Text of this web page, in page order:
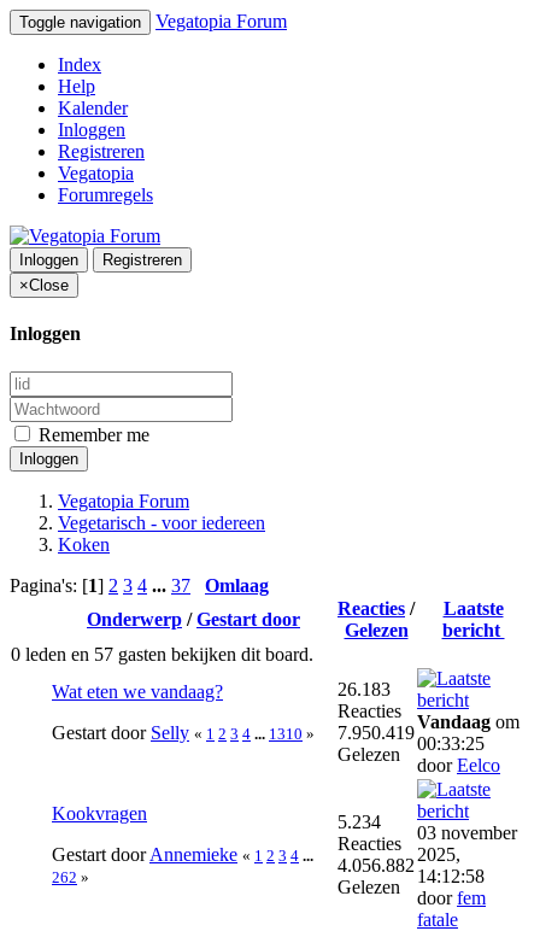
Toggle navigation Vegatopia Forum
Index
Help
Kalender
Inloggen
Registreren
Vegatopia
Forumregels
Inloggen
Registreren
×Close
Inloggen
Remember me
Inloggen
Vegatopia Forum
Vegetarisch - voor iedereen
Koken
Pagina's: [1] 2 3 4 ... 37
Omlaag
Onderwerp /Gestart door
Reacties /
Gelezen
Laatste
bericht
0 leden en 57 gasten bekijken dit board.
Wat eten we vandaag?
Gestart door Selly « 1 2 3 4 ... 1310 »
26.183
Reacties
7.950.419
Gelezen
Vandaag om
00:33:25
doorEelco
Kookvragen
Gestart doorAnnemieke « 1 2 3 4 ...
262 »
5.234
Reacties
4.056.882
Gelezen
03 november
2025,
14:12:58
doorfem
fatale